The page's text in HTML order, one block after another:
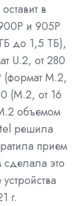
в
и 905P
до 1,5 ТБ),
U.2, от 280
M.2,
(M.2, от 16
объемом
решила
прием
сделала это
г.